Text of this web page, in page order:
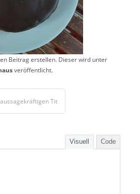
Beitrag erstellen. Dieser wird unter
veröffentlicht.
Visuell Code